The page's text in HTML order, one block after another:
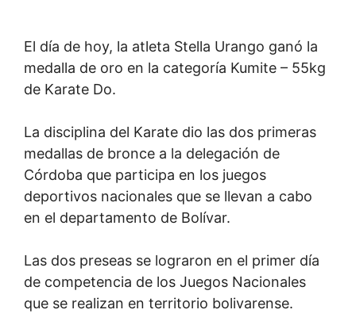
El día de hoy, la atleta Stella Urango ganó la
medalla de oro en la categoría Kumite – 55kg
de Karate Do.
La disciplina del Karate dio las dos primeras
medallas de bronce a la delegación de
Córdoba que participa en los juegos
deportivos nacionales que se llevan a cabo
en el departamento de Bolívar.
Las dos preseas se lograron en el primer día
de competencia de los Juegos Nacionales
que se realizan en territorio bolivarense.